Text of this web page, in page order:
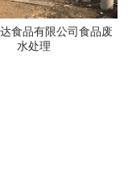
食品有限公司食品废
水处理